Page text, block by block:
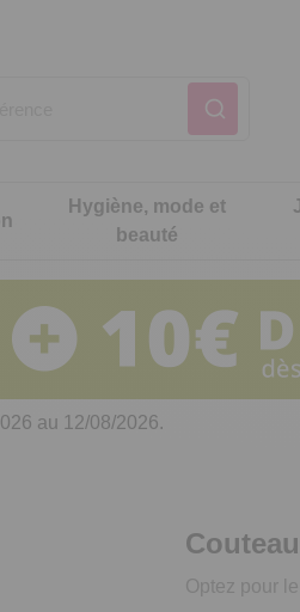
Notre produit du
Notre produit du
Notre produit du
Hygiène, mode et
beauté
Notre produit du
Notre produit du
Notre produit du
au 12/08/2026.
Optez pour